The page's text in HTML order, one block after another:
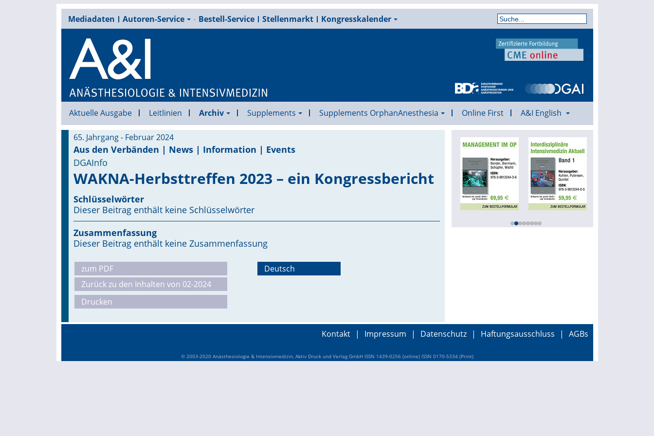
Mediadaten Autoren-Service Bestell-Service Stellenmarkt Kongresskalender
Aktuelle Ausgabe Leitlinien Archiv Supplements Supplements OrphanAnesthesia Online First A&I English
65. Jahrgang - Februar 2024
Aus den Verbänden | News | Information | Events
DGAInfo
WAKNA-Herbsttreffen 2023 – ein Kongressbericht
Schlüsselwörter
Dieser Beitrag enthält keine Schlüsselwörter
Zusammenfassung
Dieser Beitrag enthält keine Zusammenfassung
zum PDF
Zurück zu den Inhalten von 02-2024
Drucken
Deutsch
Kontakt | Impressum | Datenschutz | Haftungsausschluss | AGBs
© 2003-2020 Anästhesiologie & Intensivmedizin, Aktiv Druck und Verlag GmbH ISSN 1439-0256 (online) ISSN 0170-5334 (Print)